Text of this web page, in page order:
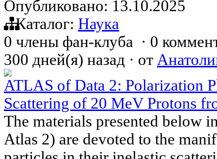
Опубликовано: 13.10.2025
Каталог: Наука
0 члены фан-клуба · 0
300 дней(я) назад · от
ATLAS of Data 2: Polarization
Scattering of 20 MeV Protons
The materials presented below
Atlas 2) are devoted to the